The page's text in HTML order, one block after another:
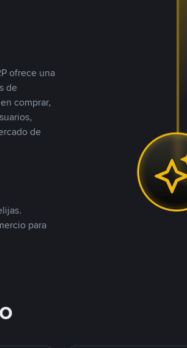
ofrece una
de
comprar,
de
para